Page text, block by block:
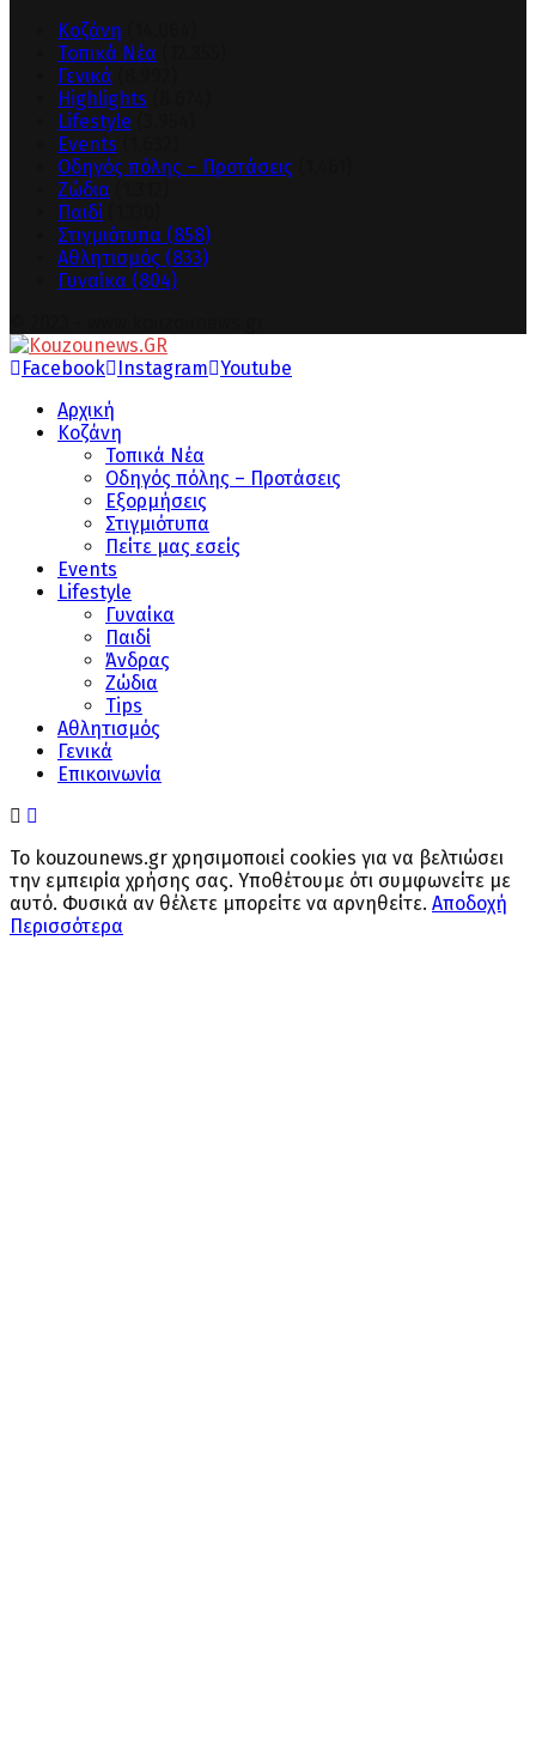
Κοζάνη
Τοπικά Νέα
Γενικά
Highlights
Lifestyle
Events
Οδηγός πόλης – Προτάσεις
Ζώδια
Παιδί
Στιγμιότυπα (858)
Αθλητισμός (833)
Γυναίκα (804)
Facebook
Instagram Youtube
Αρχική
Κοζάνη
Τοπικά Νέα
Οδηγός πόλης – Προτάσεις
Εξορμήσεις
Στιγμιότυπα
Πείτε μας εσείς
Events
Lifestyle
Γυναίκα
Παιδί
Άνδρας
Ζώδια
Tips
Αθλητισμός
Γενικά
Επικοινωνία
Το kouzounews.gr χρησιμοποιεί cookies για να βελτιώσει
την εμπειρία χρήσης σας. Υποθέτουμε ότι συμφωνείτε με
αυτό. Φυσικά αν θέλετε μπορείτε να αρνηθείτε. Αποδοχή
Περισσότερα